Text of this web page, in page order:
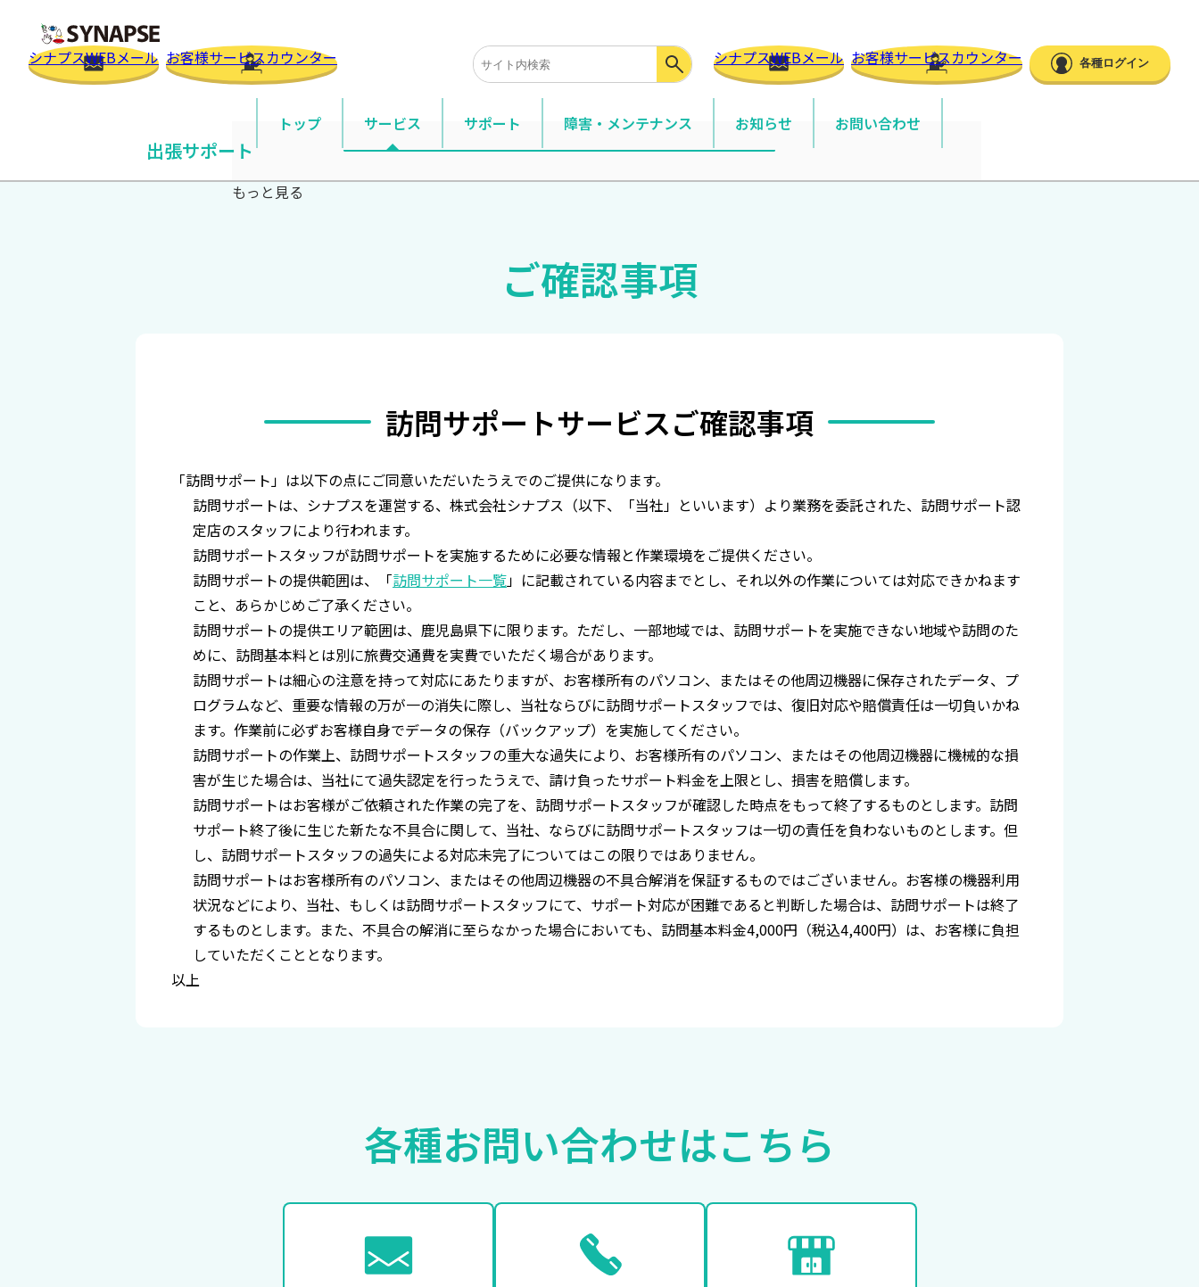
シナプスWEBメール お客様サービスカウンター シナプスWEBメール お客様サービスカウンター 各種ログイン
トップ サービス
一般サービス
独自ドメイン・固定IP・法人向けモバイルなど
サポート 障害・メンテナンス お知らせ お問い合わせ
出張サポート
もっと見る
トップサポート出張サポート ご確認事項
ご確認事項
訪問サポートサービスご確認事項
「訪問サポート」は以下の点にご同意いただいたうえでのご提供になります。
訪問サポートは、シナプスを運営する、株式会社シナプス（以下、「当社」といいます）より業務を委託された、訪問サポート認
定店のスタッフにより行われます。
訪問サポートスタッフが訪問サポートを実施するために必要な情報と作業環境をご提供ください。
訪問サポートの提供範囲は、「訪問サポート一覧」に記載されている内容までとし、それ以外の作業については対応できかねます
こと、あらかじめご了承ください。
訪問サポートの提供エリア範囲は、鹿児島県下に限ります。ただし、一部地域では、訪問サポートを実施できない地域や訪問のた
めに、訪問基本料とは別に旅費交通費を実費でいただく場合があります。
訪問サポートは細心の注意を持って対応にあたりますが、お客様所有のパソコン、またはその他周辺機器に保存されたデータ、プ
ログラムなど、重要な情報の万が一の消失に際し、当社ならびに訪問サポートスタッフでは、復旧対応や賠償責任は一切負いかね
ます。作業前に必ずお客様自身でデータの保存（バックアップ）を実施してください。
訪問サポートの作業上、訪問サポートスタッフの重大な過失により、お客様所有のパソコン、またはその他周辺機器に機械的な損
害が生じた場合は、当社にて過失認定を行ったうえで、請け負ったサポート料金を上限とし、損害を賠償します。
訪問サポートはお客様がご依頼された作業の完了を、訪問サポートスタッフが確認した時点をもって終了するものとします。訪問
サポート終了後に生じた新たな不具合に関して、当社、ならびに訪問サポートスタッフは一切の責任を負わないものとします。但
し、訪問サポートスタッフの過失による対応未完了についてはこの限りではありません。
訪問サポートはお客様所有のパソコン、またはその他周辺機器の不具合解消を保証するものではございません。お客様の機器利用
状況などにより、当社、もしくは訪問サポートスタッフにて、サポート対応が困難であると判断した場合は、訪問サポートは終了
するものとします。また、不具合の解消に至らなかった場合においても、訪問基本料金4,000円（税込4,400円） は、お客様に負担
していただくこととなります。
以上
各種お問い合わせはこちら